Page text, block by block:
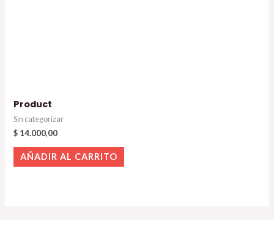
Product
Sin categorizar
$ 14.000,00
AÑADIR AL CARRITO